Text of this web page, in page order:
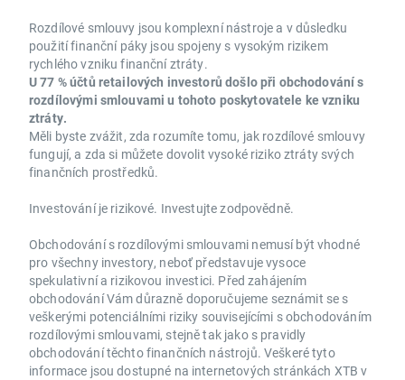
Rozdílové smlouvy jsou komplexní nástroje a v důsledku
použití finanční páky jsou spojeny s vysokým rizikem
rychlého vzniku finanční ztráty.
U 77 % účtů retailových investorů došlo při obchodování s
rozdílovými smlouvami u tohoto poskytovatele ke vzniku
ztráty.
Měli byste zvážit, zda rozumíte tomu, jak rozdílové smlouvy
fungují, a zda si můžete dovolit vysoké riziko ztráty svých
finančních prostředků.
Investování je rizikové. Investujte zodpovědně.
Obchodování s rozdílovými smlouvami nemusí být vhodné
pro všechny investory, neboť představuje vysoce
spekulativní a rizikovou investici. Před zahájením
obchodování Vám důrazně doporučujeme seznámit se s
veškerými potenciálními riziky souvisejícími s obchodováním
rozdílovými smlouvami, stejně tak jako s pravidly
obchodování těchto finančních nástrojů. Veškeré tyto
informace jsou dostupné na internetových stránkách XTB v